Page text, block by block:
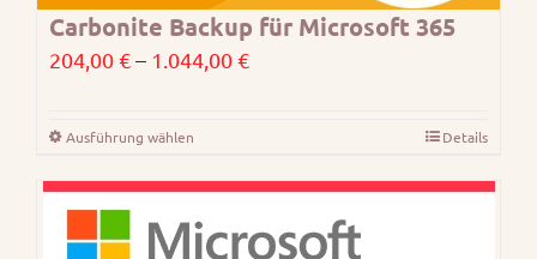
Carbonite Backup für Microsoft 365
204,00€– 1.044,00€Preisspanne:
Ausführung wählen
mehrere
Details